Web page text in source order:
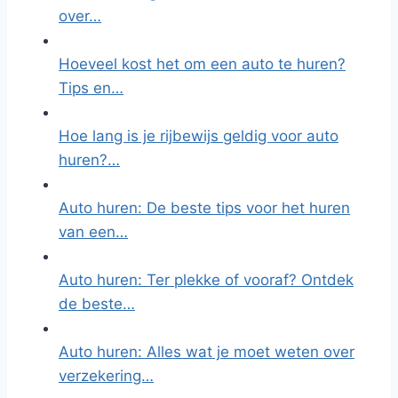
over…
Hoeveel kost het om een auto te huren?
Tips en…
Hoe lang is je rijbewijs geldig voor auto
huren?…
Auto huren: De beste tips voor het huren
van een…
Auto huren: Ter plekke of vooraf? Ontdek
de beste…
Auto huren: Alles wat je moet weten over
verzekering…